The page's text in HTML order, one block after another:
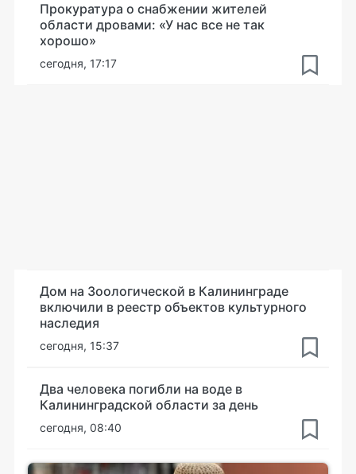
Прокуратура о снабжении жителей
области дровами: «У нас все не так
хорошо»
сегодня, 17:17
Дом на Зоологической в Калининграде
включили в реестр объектов культурного
наследия
сегодня, 15:37
Два человека погибли на воде в
Калининградской области за день
сегодня, 08:40